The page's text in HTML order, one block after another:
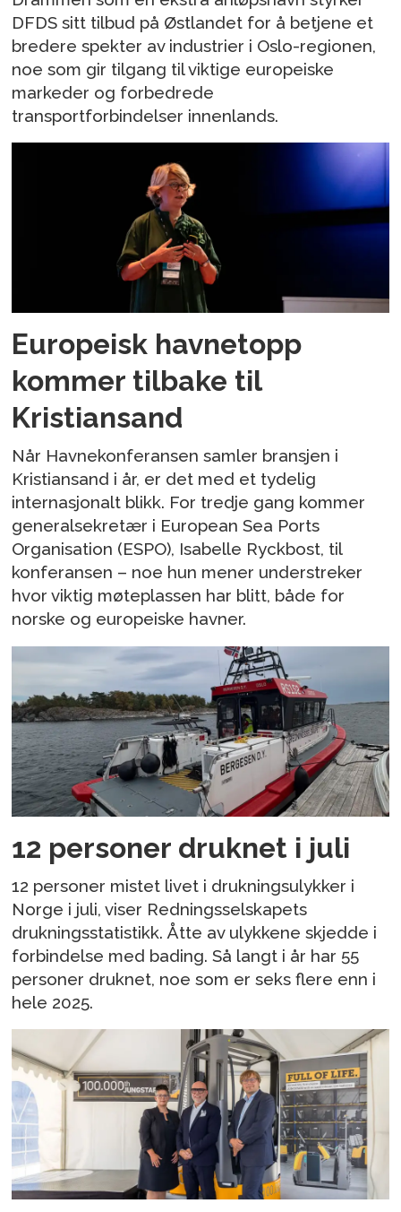
DFDS sitt tilbud på Østlandet for å betjene et
bredere spekter av industrier i Oslo-regionen,
noe som gir tilgang til viktige europeiske
markeder og forbedrede
transportforbindelser innenlands.
Europeisk havnetopp
kommer tilbake til
Kristiansand
Når Havnekonferansen samler bransjen i
Kristiansand i år, er det med et tydelig
internasjonalt blikk. For tredje gang kommer
generalsekretær i European Sea Ports
Organisation (ESPO), Isabelle Ryckbost, til
konferansen – noe hun mener understreker
hvor viktig møteplassen har blitt, både for
norske og europeiske havner.
12 personer druknet i juli
12 personer mistet livet i drukningsulykker i
Norge i juli, viser Redningsselskapets
drukningsstatistikk. Åtte av ulykkene skjedde i
forbindelse med bading. Så langt i år har 55
personer druknet, noe som er seks flere enn i
hele 2025.